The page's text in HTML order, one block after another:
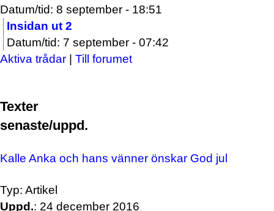
Datum/tid: 8 september - 18:51
Insidan ut 2
Datum/tid: 7 september - 07:42
Aktiva trådar | Till forumet
Texter
senaste/uppd.
Kalle Anka och hans vänner önskar God jul
Typ: Artikel
Uppd.: 24 december 2016